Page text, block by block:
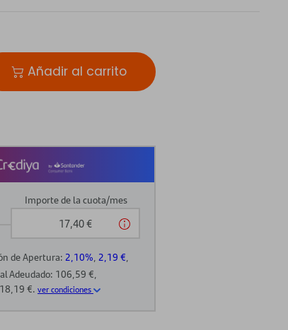
Añadir al carrito